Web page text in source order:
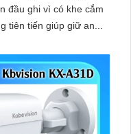
tích hợp. Tính năng tiên tiến giúp giữ an...